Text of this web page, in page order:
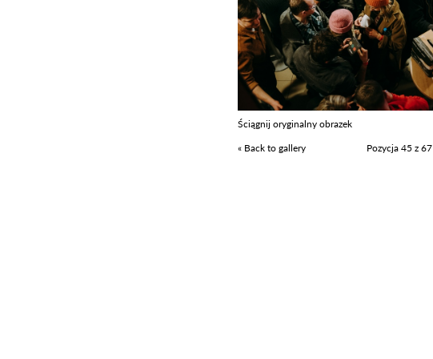
Ściągnij oryginalny obrazek
« Back to gallery
Pozycja 45 z 67